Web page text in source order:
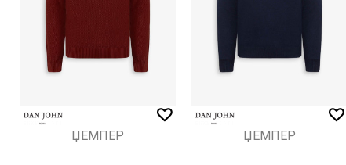
ЏЕМПЕР ЏЕМПЕР